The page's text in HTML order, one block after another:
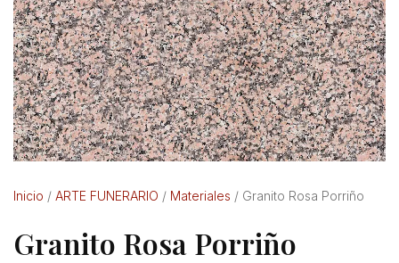
Inicio / ARTE FUNERARIO / Materiales / Granito Rosa Porriño
Granito Rosa Porriño